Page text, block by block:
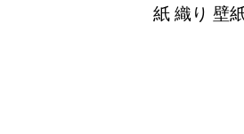
紙 織り 壁